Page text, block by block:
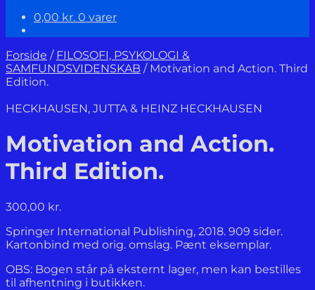
0,00 kr. 0 varer
Forside / FILOSOFI, PSYKOLOGI &
SAMFUNDSVIDENSKAB / Motivation and Action. Third
Edition.
HECKHAUSEN, JUTTA & HEINZ HECKHAUSEN
Motivation and Action.
Third Edition.
300,00 kr.
Springer International Publishing, 2018. 909 sider.
Kartonbind med orig. omslag. Pænt eksemplar.
OBS: Bogen står på eksternt lager, men kan bestilles
til afhentning i butikken.